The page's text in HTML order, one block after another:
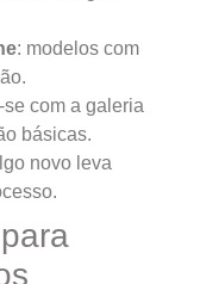
: modelos com
com a galeria
básicas.
novo leva